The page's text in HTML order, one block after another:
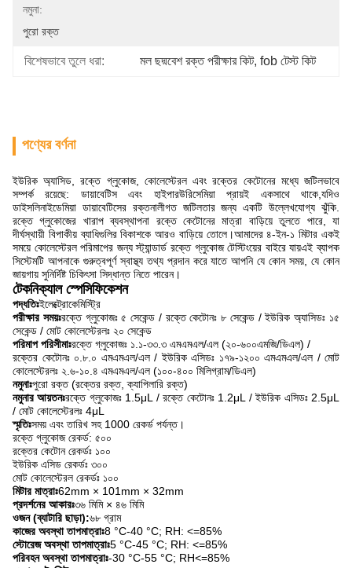
নমুনা:
পুরো রক্ত
বিশেষভাবে তুলে ধরা: মল ছদ্মবেশ রক্ত ​​পরীক্ষার কিট, fob টেস্ট কিট
পণ্যের বর্ণনা
ইউরিক অ্যাসিড, রক্তে গ্লুকোজ, কোলেস্টেরল এবং রক্তের কেটোনের মধ্যে জটিলভাবে
সম্পর্ক রয়েছে: ডায়াবেটিস এবং হাইপারউরিসেমিয়া প্রায়ই একসাথে থাকে,যদিও
ডাইসলিনাইডেমিয়া ডায়াবেটিসের রক্তনালীগত জটিলতার জন্য একটি উল্লেখযোগ্য ঝুঁকি.
রক্তে গ্লুকোজের খারাপ ব্যবস্থাপনা রক্তে কেটোনের মাত্রা বাড়িয়ে তুলতে পারে, যা
দীর্ঘস্থায়ী বিপাকীয় ব্যাধিগুলির বিকাশকে আরও বাড়িয়ে তোলে।আমাদের ৪-ইন-১ মিটার একই
সময়ে কোলেস্টেরল পরিমাপের জন্য স্ট্যান্ডার্ড রক্তে গ্লুকোজ টেস্টিংয়ের বাইরে যায়এই ব্যাপক
সিস্টেমটি আপনাকে গুরুত্বপূর্ণ স্বাস্থ্য তথ্য প্রদান করে যাতে আপনি যে কোন সময়, যে কোন
জায়গায় সুনির্দিষ্ট চিকিৎসা সিদ্ধান্ত নিতে পারেন।
টেকনিক্যাল স্পেসিফিকেশন
পদ্ধতিঃইলেক্ট্রোকেমিস্ট্রি
পরীক্ষার সময়ঃরক্তে গ্লুকোজঃ ৫ সেকেন্ড / রক্তে কেটোনঃ ৮ সেকেন্ড / ইউরিক অ্যাসিডঃ ১৫
সেকেন্ড / মোট কোলেস্টেরলঃ ২০ সেকেন্ড
পরিমাপ পরিসীমাঃরক্তে গ্লুকোজঃ ১.১-৩৩.৩ এমএমএল/এল (২০-৬০০এমজি/ডিএল) /
রক্তের কেটোনঃ ০.৮.০ এমএমএল/এল / ইউরিক এসিডঃ ১৭৯-১২০০ এমএমএল/এল / মোট
কোলেস্টেরলঃ ২.৬-১০.৪ এমএমএল/এল (১০০-৪০০ মিলিগ্রাম/ডিএল)
নমুনাঃপুরো রক্ত (রক্তের রক্ত, ক্যাপিলারি রক্ত)
নমুনার আয়তনঃরক্তে গ্লুকোজঃ 1.5μL / রক্তে কেটোনঃ 1.2μL / ইউরিক এসিডঃ 2.5μL
/ মোট কোলেস্টেরলঃ 4μL
স্মৃতিঃসময় এবং তারিখ সহ 1000 রেকর্ড পর্যন্ত।
রক্তে গ্লুকোজ রেকর্ড: ৫০০
রক্তের কেটোন রেকর্ডঃ ১০০
ইউরিক এসিড রেকর্ডঃ ৩০০
মোট কোলেস্টেরল রেকর্ডঃ ১০০
মিটার মাত্রাঃ62mm × 101mm × 32mm
প্রদর্শনের আকারঃ৩৬ মিমি × ৪৬ মিমি
ওজন (ব্যাটারি ছাড়া):৬৮ গ্রাম
কাজের অবস্থা তাপমাত্রাঃ8 °C-40 °C; RH: <=85%
স্টোরেজ অবস্থা তাপমাত্রাঃ5 °C-45 °C; RH: <=85%
পরিবহন অবস্থা তাপমাত্রাঃ-30 °C-55 °C; RH<=85%